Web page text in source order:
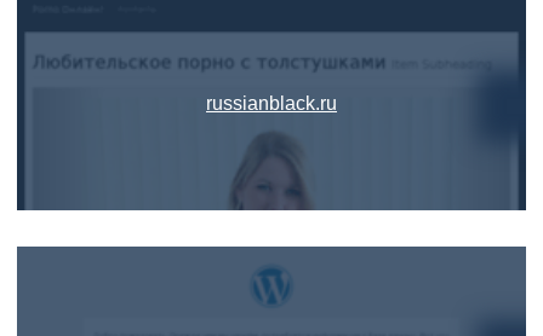
russianblack.ru